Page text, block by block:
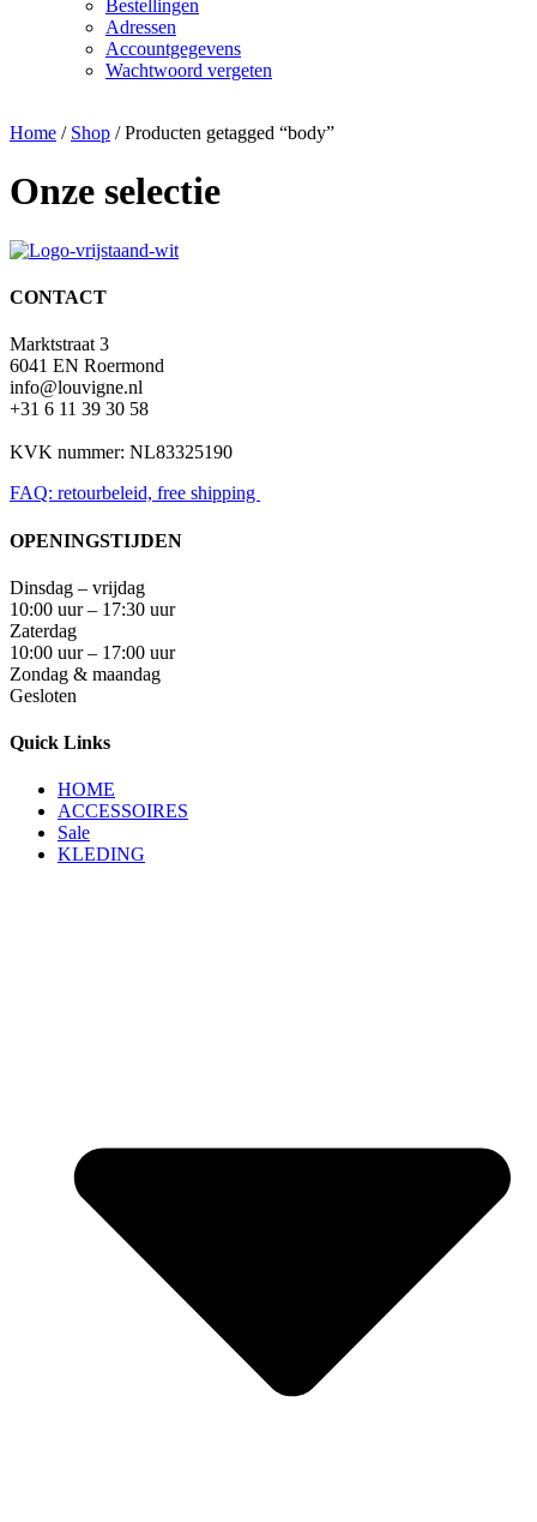
Bestellingen
Adressen
Accountgegevens
Wachtwoord vergeten
Home / Shop / Producten getagged “body”
Onze selectie
CONTACT
Marktstraat 3
6041 EN Roermond
info@louvigne.nl
+31 6 11 39 30 58
KVK nummer: NL83325190
FAQ: retourbeleid, free shipping
OPENINGSTIJDEN
Dinsdag – vrijdag
10:00 uur – 17:30 uur
Zaterdag
10:00 uur – 17:00 uur
Zondag & maandag
Gesloten
Quick Links
HOME
ACCESSOIRES
Sale
KLEDING